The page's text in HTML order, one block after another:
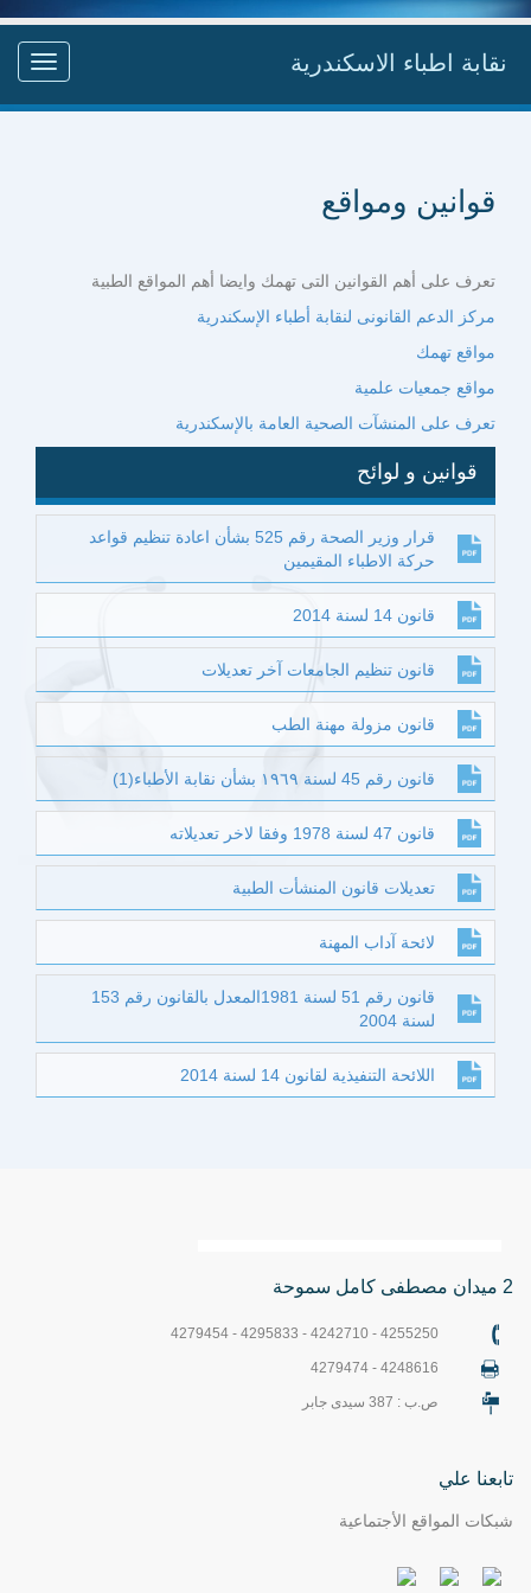
نقابة اطباء الاسكندرية
قوانين ومواقع
تعرف على أهم القوانين التى تهمك وايضا أهم المواقع الطبية
مركز الدعم القانونى لنقابة أطباء الإسكندرية
مواقع تهمك
مواقع جمعيات علمية
تعرف على المنشآت الصحية العامة بالإسكندرية
قوانين و لوائح
قرار وزير الصحة رقم 525 بشأن اعادة تنظيم قواعد
حركة الاطباء المقيمين
قانون 14 لسنة 2014
قانون تنظيم الجامعات آخر تعديلات
قانون مزولة مهنة الطب
قانون رقم 45 لسنة ١٩٦٩ بشأن نقابة الأطباء(1)
قانون 47 لسنة 1978 وفقا لاخر تعديلاته
تعديلات قانون المنشأت الطبية
لائحة آداب المهنة
قانون رقم 51 لسنة 1981المعدل بالقانون رقم 153
لسنة 2004
اللائحة التنفيذية لقانون 14 لسنة 2014
2 ميدان مصطفى كامل سموحة
4255250 - 4242710 - 4295833 - 4279454
4248616 - 4279474
ص.ب : 387 سيدى جابر
تابعنا علي
شبكات المواقع الأجتماعية